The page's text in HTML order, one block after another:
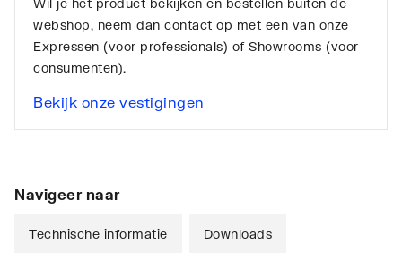
webshop, neem dan contact op met een van onze
Expressen (voor professionals) of Showrooms (voor
consumenten).
Bekijk onze vestigingen
Navigeer naar
Technische informatie Downloads